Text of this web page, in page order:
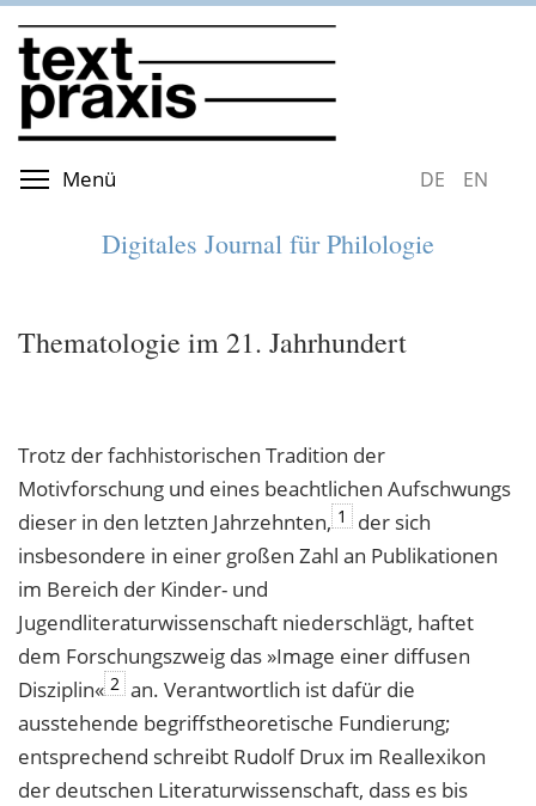
Direkt
zum
Inhalt
Menü Menüsichtbarkeit umschaltenDEUTSCH
Digitales Journal für Philologie
Thematologie im 21. Jahrhundert
Trotz der fachhistorischen Tradition der
Motivforschung und eines beachtlichen Aufschwungs
dieser in den letzten Jahrzehnten, 1
der sich
insbesondere in einer großen Zahl an Publikationen
im Bereich der Kinder- und
Jugendliteraturwissenschaft niederschlägt, haftet
dem Forschungszweig das »Image einer diffusen
Disziplin« 2 an. Verantwortlich ist dafür die
ausstehende begriffstheoretische Fundierung;
entsprechend schreibt Rudolf Drux im Reallexikon
der deutschen Literaturwissenschaft, dass es bis